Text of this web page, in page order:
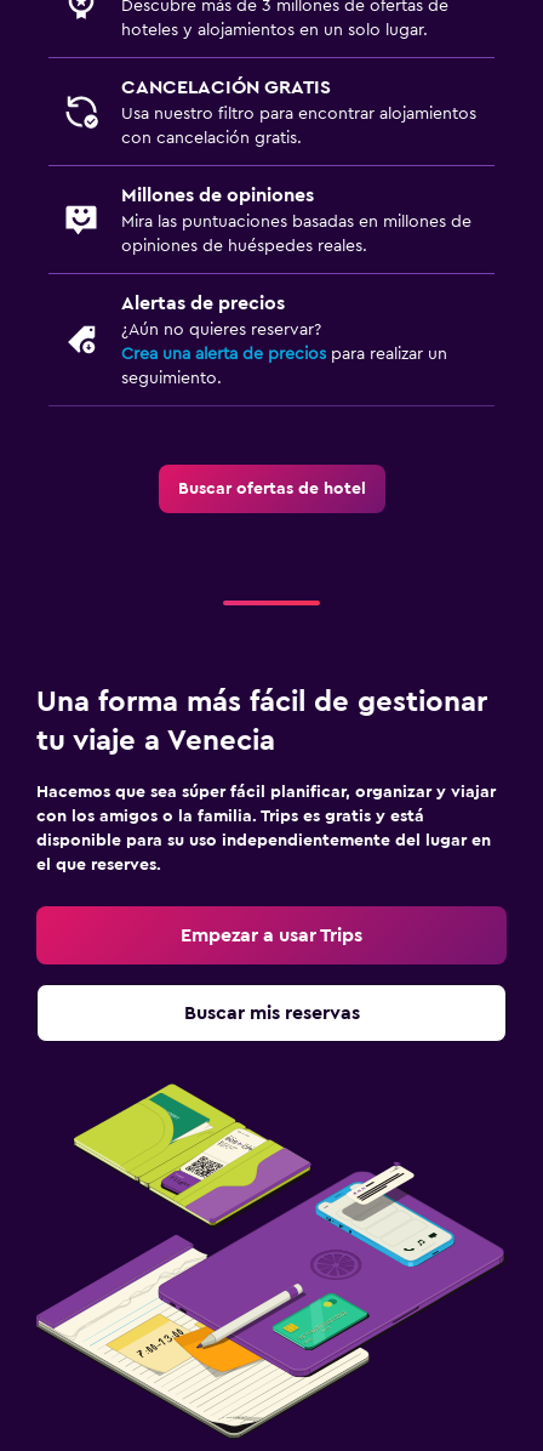
Descubre más de 3 millones de ofertas de
hoteles y alojamientos en un solo lugar.
CANCELACIÓN GRATIS
Usa nuestro filtro para encontrar alojamientos
con cancelación gratis.
Millones de opiniones
Mira las puntuaciones basadas en millones de
opiniones de huéspedes reales.
Alertas de precios
¿Aún no quieres reservar?
Crea una alerta de precios para realizar un
seguimiento.
Buscar ofertas de hotel
Una forma más fácil de gestionar
tu viaje a Venecia
Hacemos que sea súper fácil planificar, organizar y viajar
con los amigos o la familia. Trips es gratis y está
disponible para su uso independientemente del lugar en
el que reserves.
Empezar a usar Trips
Buscar mis reservas